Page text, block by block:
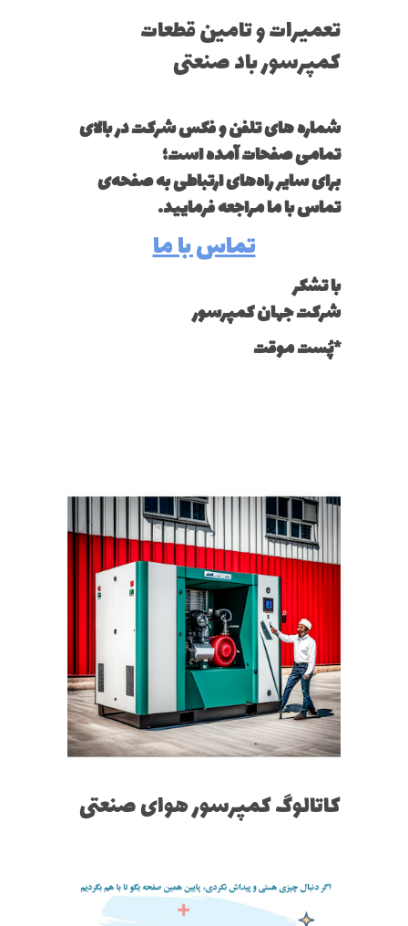
تعمیرات و تامین قطعات
کمپرسور باد صنعتی
شماره های تلفن و فکس شرکت در بالای
تمامی صفحات آمده است؛
برای سایر راه‌های ارتباطی به صفحه‌ی
تماس با ما مراجعه فرمایید.
تماس با ما
با تشکر
شرکت جهان کمپرسور
*پُست موقت
کاتالوگ کمپرسور هوای صنعتی